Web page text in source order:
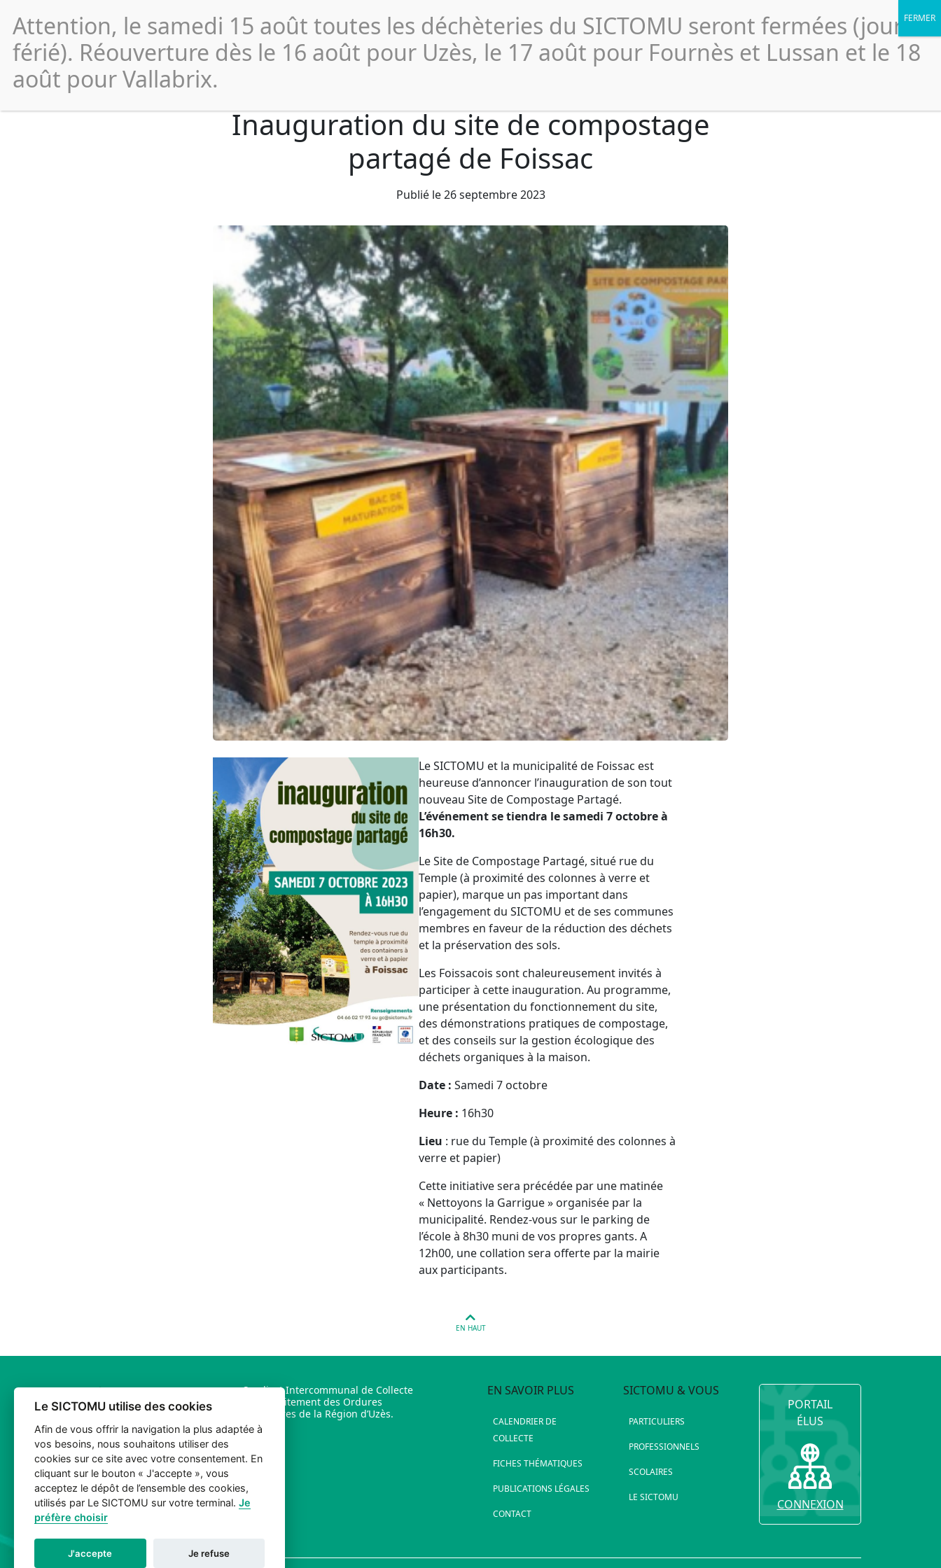
Vos
démarches
Collecte et
Compostage Déchèterie Professionnels Ressources Scolaires
Le
SICTOMU
Inauguration du site de compostage
partagé de Foissac
Publié le 26 septembre 2023
Le SICTOMU et la municipalité de Foissac est
heureuse d’annoncer l’inauguration de son tout
nouveau Site de Compostage Partagé.
L’événement se tiendra le samedi 7 octobre à
16h30.
Le Site de Compostage Partagé, situé rue du
Temple (à proximité des colonnes à verre et
papier), marque un pas important dans
l’engagement du SICTOMU et de ses communes
membres en faveur de la réduction des déchets
et la préservation des sols.
Les Foissacois sont chaleureusement invités à
participer à cette inauguration. Au programme,
une présentation du fonctionnement du site,
des démonstrations pratiques de compostage,
et des conseils sur la gestion écologique des
déchets organiques à la maison.
Date : Samedi 7 octobre
Heure : 16h30
Lieu : rue du Temple (à proximité des colonnes à
verre et papier)
Cette initiative sera précédée par une matinée
« Nettoyons la Garrigue » organisée par la
municipalité. Rendez-vous sur le parking de
l’école à 8h30 muni de vos propres gants. A
12h00, une collation sera offerte par la mairie
aux participants.
EN HAUT
Quartier Bord Nègre – D3 Bis
30210 Argilliers
Tél.04 66 22 13 70
Syndicat Intercommunal de Collecte
et de Traitement des Ordures
Ménagères de la Région d’Uzès.
EN SAVOIR PLUS
CALENDRIER DE
COLLECTE
FICHES THÉMATIQUES
PUBLICATIONS LÉGALES
CONTACT
SICTOMU & VOUS
PARTICULIERS
PROFESSIONNELS
SCOLAIRES
LE SICTOMU
PORTAIL
ÉLUS
CONNEXION
Attention, le samedi 15 août toutes les déchèteries du SICTOMU seront fermées (jour
férié). Réouverture dès le 16 août pour Uzès, le 17 août pour Fournès et Lussan et le 18
août pour Vallabrix.
Le SICTOMU utilise des cookies
Afin de vous offrir la navigation la plus adaptée à
vos besoins, nous souhaitons utiliser des
cookies sur ce site avec votre consentement. En
cliquant sur le bouton « J'accepte », vous
acceptez le dépôt de l’ensemble des cookies,
utilisés par Le SICTOMU sur votre terminal. Je
préfère choisir
J'accepte Je refuse